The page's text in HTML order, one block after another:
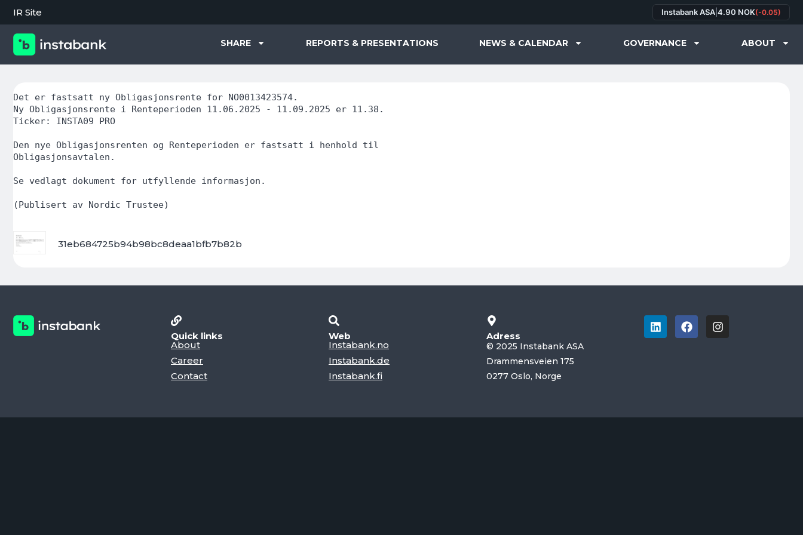
IR Site Instabank ASA 4.90 NOK(-0.05)
SHARE REPORTS & PRESENTATIONS NEWS & CALENDAR GOVERNANCE ABOUT
Det er fastsatt ny Obligasjonsrente for NO0013423574.
Ny Obligasjonsrente i Renteperioden 11.06.2025 - 11.09.2025 er 11.38.
Ticker: INSTA09 PRO
Den nye Obligasjonsrenten og Renteperioden er fastsatt i henhold til
Obligasjonsavtalen.
Se vedlagt dokument for utfyllende informasjon.
(Publisert av Nordic Trustee)
31eb684725b94b98bc8deaa1bfb7b82b
Quick links
About
Career
Contact
Web
Instabank.no
Instabank.de
Instabank.fi
Adress
© 2025 Instabank ASA
Drammensveien 175
0277 Oslo, Norge